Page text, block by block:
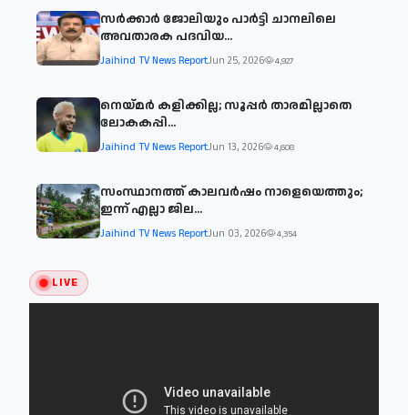
സര്‍ക്കാര്‍ ജോലിയും പാര്‍ട്ടി ചാനലിലെ
അവതാരക പദവിയ...
Jaihind TV News ReportJun 25, 2026 4,927
നെയ്മര്‍ കളിക്കില്ല; സൂപ്പര്‍ താരമില്ലാതെ
ലോകകപ്പി...
Jaihind TV News ReportJun 13, 2026 4,608
സംസ്ഥാനത്ത് കാലവര്‍ഷം നാളെയെത്തും;
ഇന്ന് എല്ലാ ജില...
Jaihind TV News ReportJun 03, 2026 4,354
LIVE